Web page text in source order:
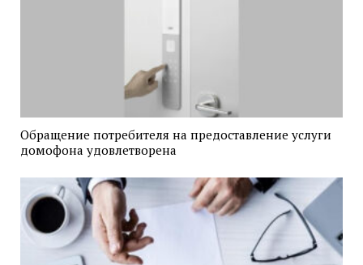
Обращение потребителя на предоставление услуги
домофона удовлетворена